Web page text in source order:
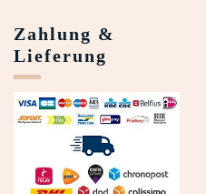
Zahlung &
Lieferung